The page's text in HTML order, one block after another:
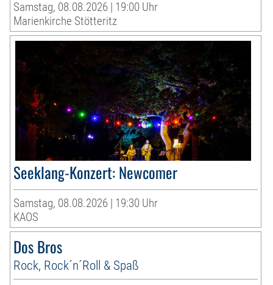
Samstag, 08.08.2026 | 19:00 Uhr
Marienkirche Stötteritz
Seeklang-Konzert: Newcomer
Samstag, 08.08.2026 | 19:30 Uhr
KAOS
Dos Bros
Rock, Rock´n´Roll & Spaß